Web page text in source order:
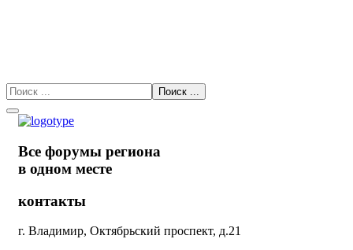
Все форумы региона
в одном месте
контакты
г. Владимир, Октябрьский проспект, д.21